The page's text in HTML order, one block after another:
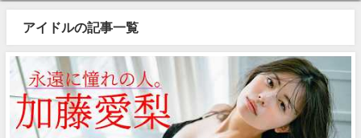
アイドルの記事一覧